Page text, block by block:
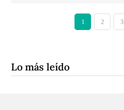
1 2 3
Lo más leído